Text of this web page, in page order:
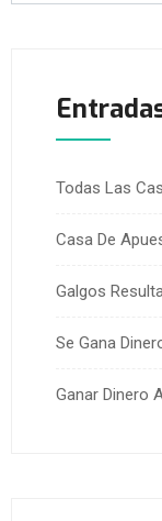
Todas Las
Casa De
Galgos
Se Gana
Ganar Dinero